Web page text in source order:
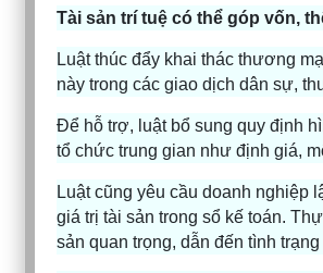
Tài sản trí tuệ có thể góp vốn,
Luật thúc đẩy khai thác thương
này trong các giao dịch dân sự,
Để hỗ trợ, luật bổ sung quy định
tổ chức trung gian như định giá,
Luật cũng yêu cầu doanh nghiệp
giá trị tài sản trong sổ kế toán.
sản quan trọng, dẫn đến tình